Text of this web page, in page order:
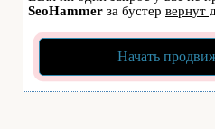
SeoHammer за бустер вернут
Начать